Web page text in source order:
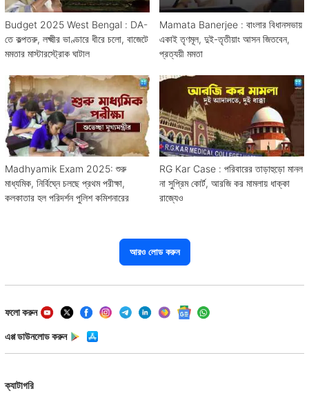
Budget 2025 West Bengal : DA-
তে কল্পতরু, লক্ষ্মীর ভাণ্ডারে ধীরে চলো, বাজেটে
মমতার মাস্টারস্ট্রোক ঘাটাল
Mamata Banerjee : বাংলার বিধানসভায়
একাই তৃণমূল, দুই-তৃতীয়াং আসন জিতবেন,
প্রত্যয়ী মমতা
Madhyamik Exam 2025: শুরু
মাধ্যমিক, নির্বিঘ্নে চলছে প্রথম পরীক্ষা,
কলকাতার হল পরিদর্শন পুলিশ কমিশনারের
RG Kar Case : পরিবারের তাড়াহুড়ো মানল
না সুপ্রিম কোর্ট, আরজি কর মামলায় ধাক্কা
রাজ্যেও
আরও লোড করুন
ফলো করুন
এপ্প ডাউনলোড করুন
ক্যাটাগরি